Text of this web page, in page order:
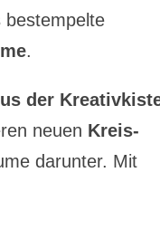
bestempelte
.
der
neuen Kreis-
darunter. Mit